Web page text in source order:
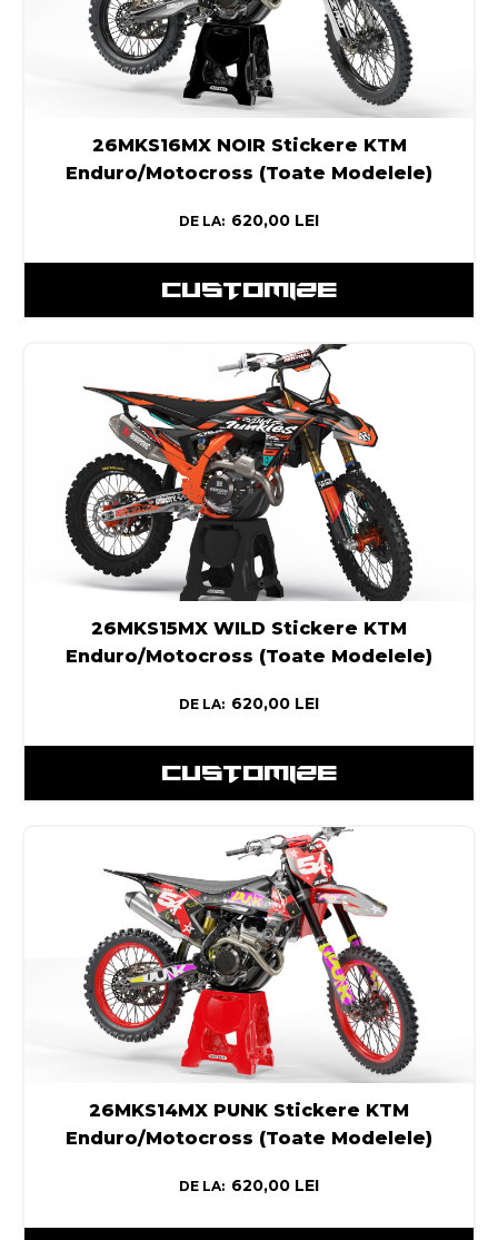
26MKS16MX NOIR Stickere KTM
Enduro/Motocross (Toate Modelele)
DE LA: 620,00 LEI
CUSTOMIZE
26MKS15MX WILD Stickere KTM
Enduro/Motocross (Toate Modelele)
DE LA: 620,00 LEI
CUSTOMIZE
26MKS14MX PUNK Stickere KTM
Enduro/Motocross (Toate Modelele)
DE LA: 620,00 LEI